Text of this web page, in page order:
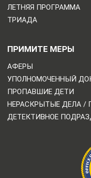
ЛЕТНЯЯ ПРОГРАММА
ТРИАДА
ПРИМИТЕ МЕРЫ
АФЕРЫ
УПОЛНОМОЧЕННЫЙ
ПРОПАВШИЕ ДЕТИ
НЕРАСКРЫТЫЕ ДЕЛА /
ДЕТЕКТИВНОЕ